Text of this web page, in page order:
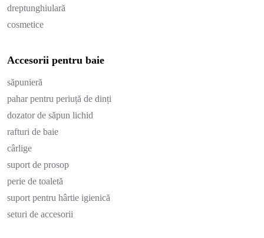
dreptunghiulară
cosmetice
Accesorii pentru baie
săpunieră
pahar pentru periuță de dinți
dozator de săpun lichid
rafturi de baie
cârlige
suport de prosop
perie de toaletă
suport pentru hârtie igienică
seturi de accesorii